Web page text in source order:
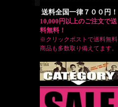
送料全国一律７００円！
10,000円以上のご注文で送
料無料！
※クリックポストで送料無料
商品も多数取り備えてます。